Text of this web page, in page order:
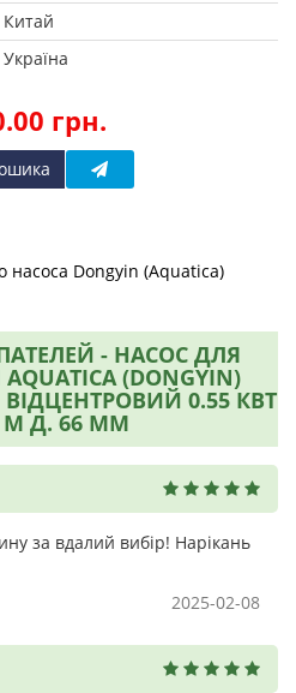
Китай
Україна
грн.
насоса Dongyin (Aquatica)
- НАСОС ДЛЯ
(DONGYIN)
0.55 КВТ
М Д. 66 ММ
за вдалий вибір! Нарікань
2025-02-08